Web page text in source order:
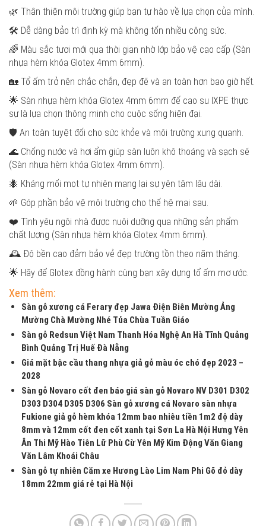
🌿 Thân thiện môi trường giúp bạn tự hào về lựa chọn của mình.
🛠️ Dễ dàng bảo trì định kỳ mà không tốn nhiều công sức.
🌈 Màu sắc tươi mới qua thời gian nhờ lớp bảo vệ cao cấp (Sàn
nhựa hèm khóa Glotex 4mm 6mm).
🏡 Tổ ấm trở nên chắc chắn, đẹp đẽ và an toàn hơn bao giờ hết.
🌟 Sàn nhựa hèm khóa Glotex 4mm 6mm đế cao su IXPE thực
sự là lựa chọn thông minh cho cuộc sống hiện đại.
🛡️ An toàn tuyệt đối cho sức khỏe và môi trường xung quanh.
🌊 Chống nước và hơi ẩm giúp sàn luôn khô thoáng và sạch sẽ
(Sàn nhựa hèm khóa Glotex 4mm 6mm).
🐜 Kháng mối mọt tự nhiên mang lại sự yên tâm lâu dài.
🌱 Góp phần bảo vệ môi trường cho thế hệ mai sau.
❤️ Tình yêu ngôi nhà được nuôi dưỡng qua những sản phẩm
chất lượng (Sàn nhựa hèm khóa Glotex 4mm 6mm).
🕰️ Độ bền cao đảm bảo vẻ đẹp trường tồn theo năm tháng.
🌟 Hãy để Glotex đồng hành cùng bạn xây dựng tổ ấm mơ ước.
Xem thêm:
Sàn gỗ xương cá Ferary đẹp Jawa Điện Biên Mường Ảng
Mường Chà Mường Nhé Tủa Chùa Tuần Giáo
Sàn gỗ Redsun Việt Nam Thanh Hóa Nghệ An Hà Tĩnh Quảng
Bình Quảng Trị Huế Đà Nẵng
Giá mặt bậc cầu thang nhựa giả gỗ màu óc chó đẹp 2023 –
2028
Sàn gỗ Novaro cốt đen báo giá sàn gỗ Novaro NV D301 D302
D303 D304 D305 D306 Sàn gỗ xương cá Novaro sàn nhựa
Fukione giả gỗ hèm khóa 12mm bao nhiêu tiền 1m2 độ dày
8mm và 12mm cốt đen cốt xanh tại Sơn La Hà Nội Hưng Yên
Ân Thi Mỹ Hào Tiên Lữ Phù Cừ Yên Mỹ Kim Động Văn Giang
Văn Lâm Khoái Châu
Sàn gỗ tự nhiên Căm xe Hương Lào Lim Nam Phi Gõ đỏ dày
18mm 22mm giá rẻ tại Hà Nội